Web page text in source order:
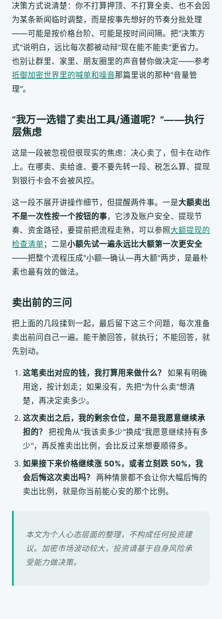
决策方式说清楚：你不打算押顶、不打算全卖、也不会因
为某条新闻临时调整，而是按事先想好的节奏分批处理
——可能是按价格台阶、可能是按时间间隔。把"决策方
式"说明白，远比每次都被动辩"现在能不能卖"更省力。
也别让群里、家里、朋友圈里的声音替你做决定——参考
抵御加密世界里的喊单和噪音那篇里说的那种"音量管
理"。
“我万一选错了卖出工具/通道呢？”——执行
层焦虑
这是一段被忽视但很现实的焦虑：决心卖了，但卡在动作
上。在哪卖、卖给谁、要不要先转一段、税怎么算、提现
到银行卡会不会被风控。
这一段不展开讲操作细节，但提醒两件事。一是大额卖出
不是一次性按一个按钮的事，它涉及账户安全、提现节
奏、资金路径，要提前把流程走熟，可以参照大额提现的
检查清单；二是小额先试一遍永远比大额第一次更安全
——把整个流程压成"小额—确认—再大额"两步，是最朴
素也最有效的做法。
卖出前的三问
把上面的几段揉到一起，最后留下这三个问题，每次准备
卖出前问自己一遍。能干脆回答，就执行；不能回答，就
先别动。
这笔卖出对应的钱，我打算用来做什么？
如果有明确
用途，按计划走；如果没有，先把"为什么卖"想清
楚，再决定卖多少。
这次卖出之后，我的剩余仓位，是不是我愿意继续承
担的？
把视角从"我该卖多少"换成"我愿意继续持有多
少"，再反推卖出比例，会比反过来想要顺得多。
如果接下来价格继续涨 50%，或者立刻跌 50%，我
会后悔这次卖出吗？
两种情景都不会让你大幅后悔的
卖出比例，就是你当前能心安的那个比例。
本文为个人心态层面的整理，不构成任何投资建
议。加密市场波动较大，投资请基于自身风险承
受能力做决策。